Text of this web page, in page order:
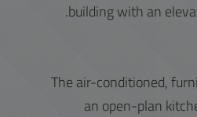
building with an
The air-conditioned,
an open-plan